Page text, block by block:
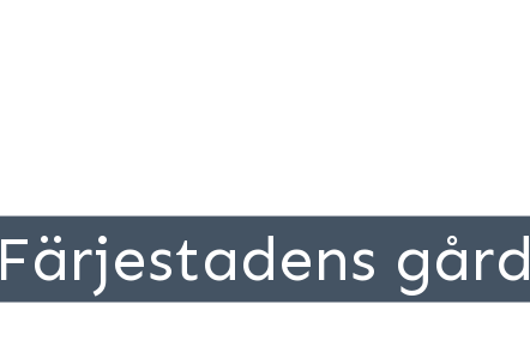
Färjestadens gård